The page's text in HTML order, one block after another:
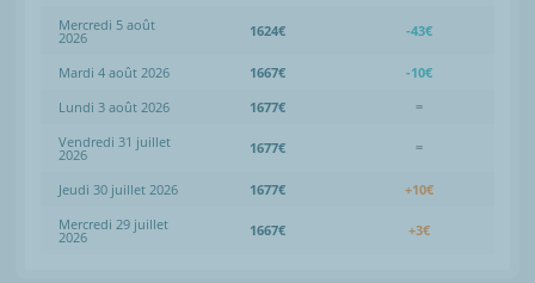
Mercredi 5 août
2026 1624€ -43€
Mardi 4 août 2026 1667€
-10€
Lundi 3 août 2026
1677€
=
Vendredi 31 juillet
2026 1677€ =
Jeudi 30 juillet 2026 1677€
+10€
Mercredi 29 juillet
2026 1667€ +3€